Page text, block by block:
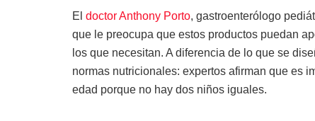
El doctor Anthony Porto, gastroenterólogo
que le preocupa que estos productos puedan
los que necesitan. A diferencia de lo que se
normas nutricionales: expertos afirman que es
edad porque no hay dos niños iguales.